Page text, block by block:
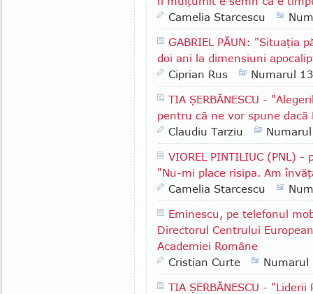
Camelia Starcescu
GABRIEL PĂUN: "Situaţia
doi ani la dimensiuni
Ciprian Rus
Numarul
TIA ŞERBĂNESCU -
pentru că ne vor spune
Claudiu Tarziu
VIOREL PINTILIUC (PNL)
"Nu-mi place risipa. Am
Camelia Starcescu
Eminescu, pe telefonul
Directorul Centrului
Academiei Române
Cristian Curte
Numarul
TIA ŞERBĂNESCU -